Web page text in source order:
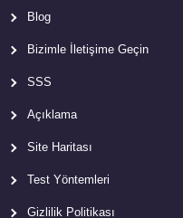
Blog
Bizimle İletişime Geçin
SSS
Açıklama
Site Haritası
Test Yöntemleri
Gizlilik Politikası